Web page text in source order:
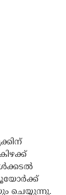
ചെയ്യുന്നു.